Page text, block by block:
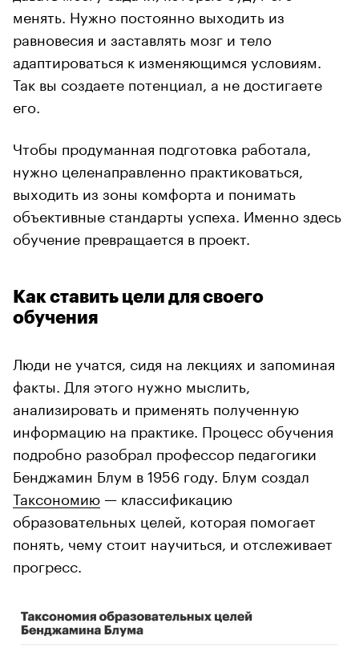
менять. Нужно постоянно выходить из
равновесия и заставлять мозг и тело
адаптироваться к изменяющимся условиям.
Так вы создаете потенциал, а не достигаете
его.
Чтобы продуманная подготовка работала,
нужно целенаправленно практиковаться,
выходить из зоны комфорта и понимать
объективные стандарты успеха. Именно здесь
обучение превращается в проект.
Как ставить цели для своего
обучения
Люди не учатся, сидя на лекциях и запоминая
факты. Для этого нужно мыслить,
анализировать и применять полученную
информацию на практике. Процесс обучения
подробно разобрал профессор педагогики
Бенджамин Блум в 1956 году. Блум создал
Таксономию — классификацию
образовательных целей, которая помогает
понять, чему стоит научиться, и отслеживает
прогресс.